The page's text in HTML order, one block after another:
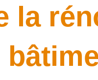
la